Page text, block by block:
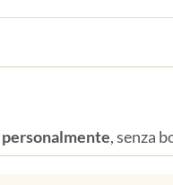
personalmente, senza